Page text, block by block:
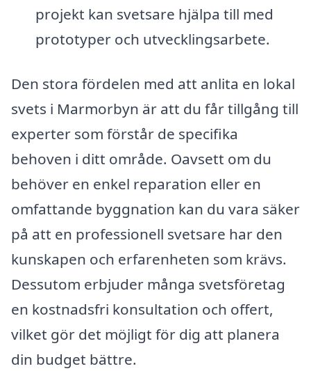
projekt kan svetsare hjälpa till med
prototyper och utvecklingsarbete.
Den stora fördelen med att anlita en lokal
svets i Marmorbyn är att du får tillgång till
experter som förstår de specifika
behoven i ditt område. Oavsett om du
behöver en enkel reparation eller en
omfattande byggnation kan du vara säker
på att en professionell svetsare har den
kunskapen och erfarenheten som krävs.
Dessutom erbjuder många svetsföretag
en kostnadsfri konsultation och offert,
vilket gör det möjligt för dig att planera
din budget bättre.